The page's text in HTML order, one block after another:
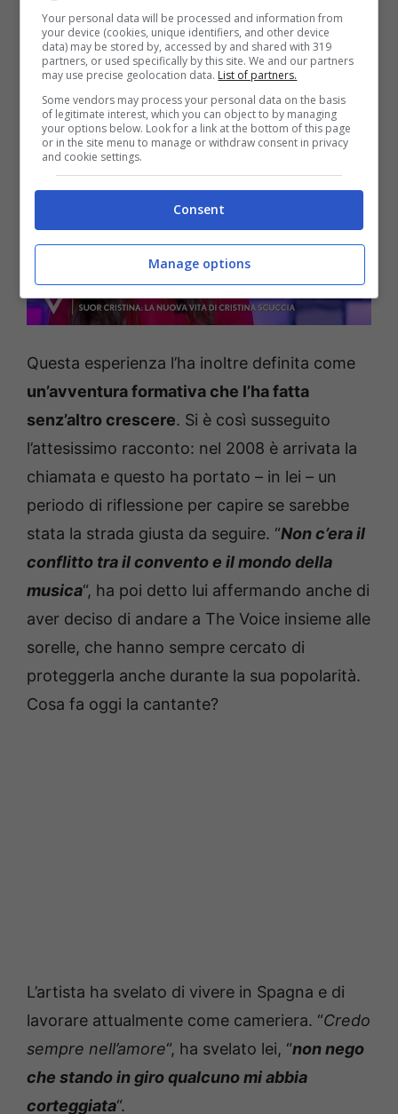
oggi ho il sorriso
confessato di aver deciso di togliersi il velo e
di non appartenere più alle suore orsoline,
dopo 15 anni di vita religiosa.
Questa esperienza l’ha inoltre definita come
un’avventura formativa che l’ha fatta
senz’altro crescere. Si è così susseguito
l’attesissimo racconto: nel 2008 è arrivata la
chiamata e questo ha portato – in lei – un
periodo di riflessione per capire se sarebbe
stata la strada giusta da seguire. “Non c’era il
conflitto tra il convento e il mondo della
musica“, ha poi detto lui affermando anche di
aver deciso di andare a The Voice insieme alle
sorelle, che hanno sempre cercato di
proteggerla anche durante la sua popolarità.
Cosa fa oggi la cantante?
L’artista ha svelato di vivere in Spagna e di
lavorare attualmente come cameriera. “Credo
sempre nell’amore“, ha svelato lei, “non nego
che stando in giro qualcuno mi abbia
corteggiata“.
Your personal data will be processed and information from
your device (cookies, unique identifiers, and other device
data) may be stored by, accessed by and shared with 319
partners, or used specifically by this site. We and our partners
may use precise geolocation data. List of partners.
Some vendors may process your personal data on the basis
of legitimate interest, which you can object to by managing
your options below. Look for a link at the bottom of this page
or in the site menu to manage or withdraw consent in privacy
and cookie settings.
Consent
Manage options